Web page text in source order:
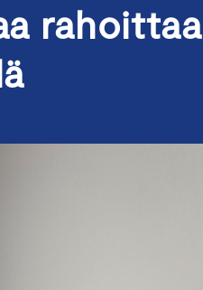
rahoittaa